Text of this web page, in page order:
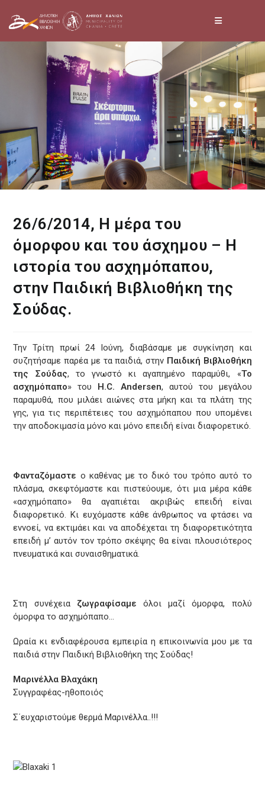
26/6/2014, Η μέρα του
όμορφου και του άσχημου – Η
ιστορία του ασχημόπαπου,
στην Παιδική Βιβλιοθήκη της
Σούδας.
Την Τρίτη πρωί 24 Ιούνη, διαβάσαμε με συγκίνηση και
συζητήσαμε παρέα με τα παιδιά, στην Παιδική Βιβλιοθήκη
της Σούδας, το γνωστό κι αγαπημένο παραμύθι, «Το
ασχημόπαπο» του H.C. Andersen, αυτού του μεγάλου
παραμυθά, που μιλάει αιώνες στα μήκη και τα πλάτη της
γης, για τις περιπέτειες του ασχημόπαπου που υπομένει
την αποδοκιμασία μόνο και μόνο επειδή είναι διαφορετικό.
Φανταζόμαστε ο καθένας με το δικό του τρόπο αυτό το
πλάσμα, σκεφτόμαστε και πιστεύουμε, ότι μια μέρα κάθε
«ασχημόπαπο» θα αγαπιέται ακριβώς επειδή είναι
διαφορετικό. Κι ευχόμαστε κάθε άνθρωπος να φτάσει να
εννοεί, να εκτιμάει και να αποδέχεται τη διαφορετικότητα
επειδή μ’ αυτόν τον τρόπο σκέψης θα είναι πλουσιότερος
πνευματικά και συναισθηματικά.
Στη συνέχεια ζωγραφίσαμε όλοι μαζί όμορφα, πολύ
όμορφα το ασχημόπαπο…
Ωραία κι ενδιαφέρουσα εμπειρία η επικοινωνία μου με τα
παιδιά στην Παιδική Βιβλιοθήκη της Σούδας!
Μαρινέλλα Βλαχάκη
Συγγραφέας-ηθοποιός
Σ΄ευχαριστούμε θερμά Μαρινέλλα..!!!